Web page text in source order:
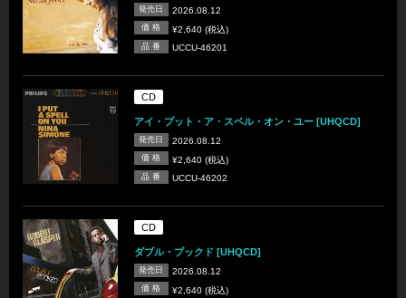
発売日 2026.08.12
価 格 ¥2,640 (税込)
品 番 UCCU-46201
CD
アイ・プット・ア・スペル・オン・ユー [UHQCD]
発売日 2026.08.12
価 格 ¥2,640 (税込)
品 番 UCCU-46202
CD
ダブル・ブックド [UHQCD]
発売日 2026.08.12
価 格 ¥2,640 (税込)